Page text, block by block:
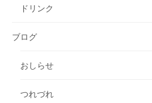
ドリンク
ブログ
おしらせ
つれづれ